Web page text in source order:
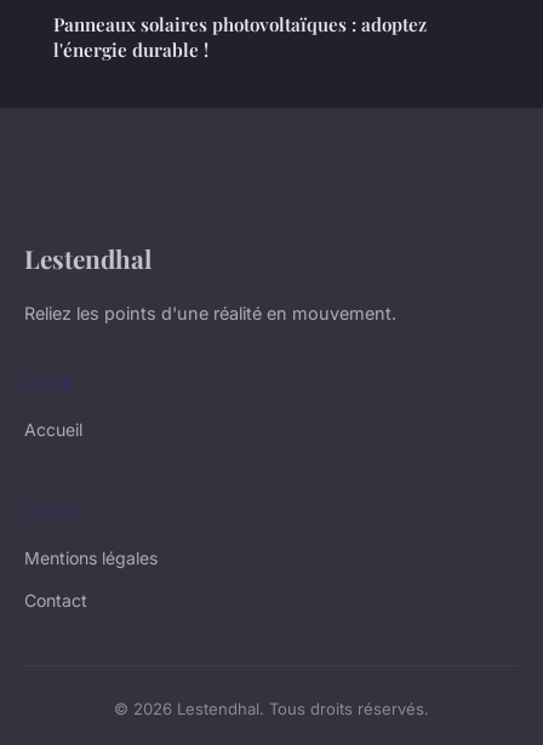
Panneaux solaires photovoltaïques : adoptez
l'énergie durable !
Lestendhal
Reliez les points d'une réalité en mouvement.
LIENS
Accueil
LÉGAL
Mentions légales
Contact
© 2026 Lestendhal. Tous droits réservés.